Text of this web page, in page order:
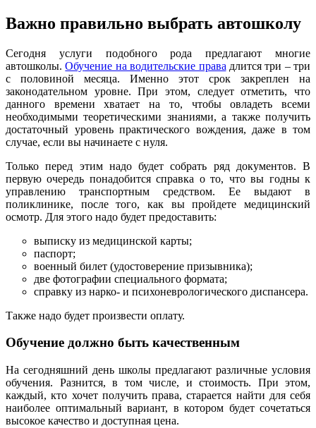
Важно правильно выбрать автошколу
Сегодня услуги подобного рода предлагают многие
автошколы.Обучение на водительские права длится три – три
с половиной месяца. Именно этот срок закреплен на
законодательном уровне. При этом, следует отметить, что
данного времени хватает на то, чтобы овладеть всеми
необходимыми теоретическими знаниями, а также получить
достаточный уровень практического вождения, даже в том
случае, если вы начинаете с нуля.
Только перед этим надо будет собрать ряд документов. В
первую очередь понадобится справка о то, что вы годны к
управлению транспортным средством. Ее выдают в
поликлинике, после того, как вы пройдете медицинский
осмотр. Для этого надо будет предоставить:
выписку из медицинской карты;
паспорт;
военный билет (удостоверение призывника);
две фотографии специального формата;
справку из нарко- и психоневрологического диспансера.
Также надо будет произвести оплату.
Обучение должно быть качественным
На сегодняшний день школы предлагают различные условия
обучения. Разнится, в том числе, и стоимость. При этом,
каждый, кто хочет получить права, старается найти для себя
наиболее оптимальный вариант, в котором будет сочетаться
высокое качество и доступная цена.